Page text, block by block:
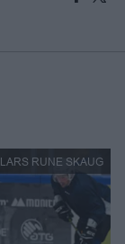
LARS RUNE SKAUG